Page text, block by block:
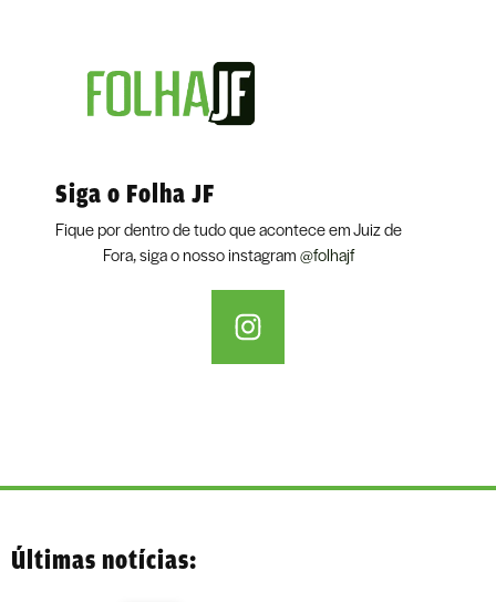
Siga o Folha JF
Fique por dentro de tudo que acontece em Juiz de
Fora, siga o nosso instagram@folhajf
Últimas notícias: